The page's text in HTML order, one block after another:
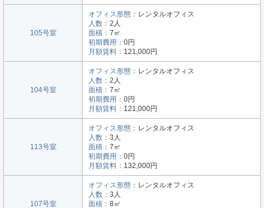
105号室
オフィス形態： レンタルオフィス
人数： 2人
面積： 7㎡
初期費用： 0円
月額賃料： 121,000円
104号室
オフィス形態： レンタルオフィス
人数： 2人
面積： 7㎡
初期費用： 0円
月額賃料： 121,000円
113号室
オフィス形態： レンタルオフィス
人数： 3人
面積： 7㎡
初期費用： 0円
月額賃料： 132,000円
107号室
オフィス形態： レンタルオフィス
人数： 3人
面積： 8㎡